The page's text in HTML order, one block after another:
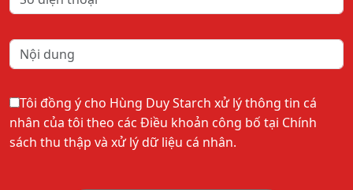
Tôi đồng ý cho Hùng Duy Starch xử lý thông tin cá
nhân của tôi theo các Điều khoản công bố tại Chính
sách thu thập và xử lý dữ liệu cá nhân.